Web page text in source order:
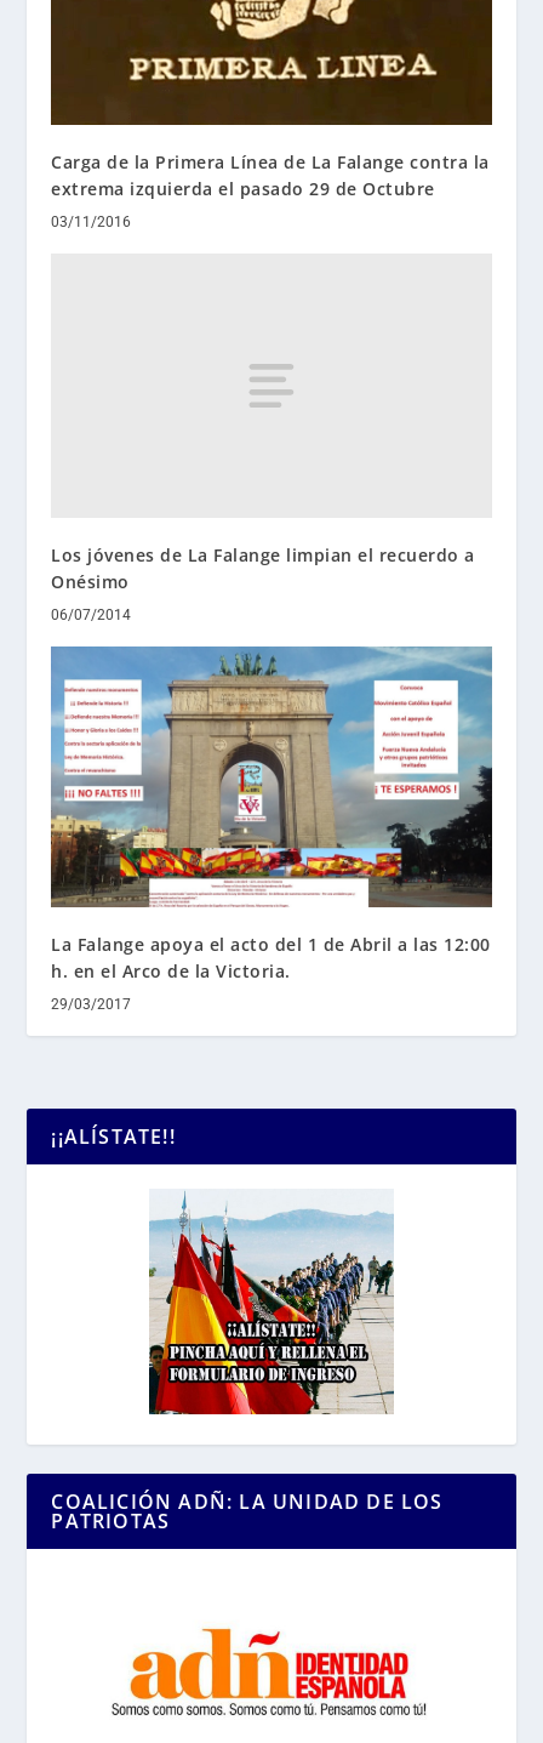
Carga de la Primera Línea de La Falange contra la
extrema izquierda el pasado 29 de Octubre
03/11/2016
Los jóvenes de La Falange limpian el recuerdo a
Onésimo
06/07/2014
La Falange apoya el acto del 1 de Abril a las 12:00
h. en el Arco de la Victoria.
29/03/2017
¡¡ALÍSTATE!!
COALICIÓN ADÑ: LA UNIDAD DE LOS
PATRIOTAS